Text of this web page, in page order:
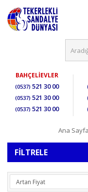
BAHÇELİEVLER
(0537) 521 30 00
(0537) 521 30 00
(0537) 521 30 00
Ana Sayfa
FILTRELE